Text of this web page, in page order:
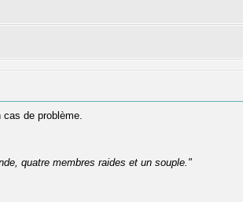
de problème.
quatre membres raides et un souple."